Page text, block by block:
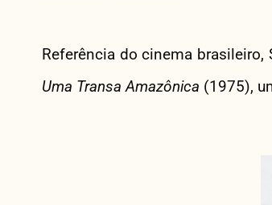
Referência do cinema
Uma Transa Amazônica (1975),